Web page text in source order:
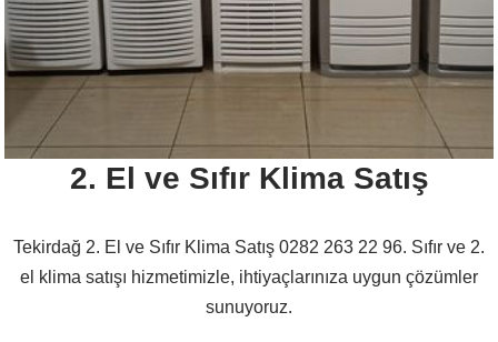
2. El ve Sıfır Klima Satış
Tekirdağ 2. El ve Sıfır Klima Satış 0282 263 22 96. Sıfır ve 2.
el klima satışı hizmetimizle, ihtiyaçlarınıza uygun çözümler
sunuyoruz.